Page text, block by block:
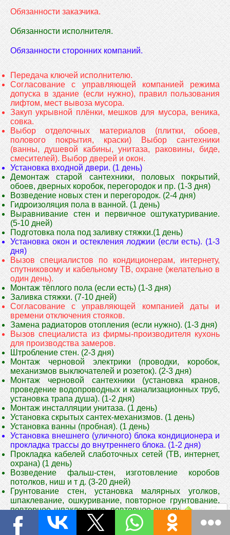
Обязанности заказчика.
Обязанности исполнителя.
Обязанности сторонних компаний.
Передача ключей исполнителю.
Согласование с управляющей компанией режима
допуска в здание (если нужно), правил пользования
лифтом, мест вывоза мусора.
Закуп укрывной плёнки, мешков для мусора, веника,
совка.
Выбор отделочных материалов (плитки, обоев,
полового покрытия, краски) Выбор сантехники
(ванны, душевой кабины, унитаза, раковины, биде,
смесителей). Выбор дверей и окон.
Установка входной двери. (1 день)
Демонтаж старой сантехники, половых покрытий,
обоев, дверных коробок, перегородок и пр. (1-3 дня)
Возведение новых стен и перегородок. (2-4 дня)
Гидроизоляция пола в ванной. (1 день)
Выравнивание стен и первичное оштукатуривание.
(5-10 дней)
Подготовка пола под заливку стяжки.(1 день)
Установка окон и остекления лоджии (если есть). (1-3
дня)
Вызов специалистов по кондиционерам, интернету,
спутниковому и кабельному ТВ, охране (желательно в
один день).
Монтаж тёплого пола (если есть) (1-3 дня)
Заливка стяжки. (7-10 дней)
Согласование с управляющей компанией даты и
времени отключения стояков.
Замена радиаторов отопления (если нужно). (1-3 дня)
Вызов специалиста из фирмы-производителя кухонь
для производства замеров.
Штробление стен. (2-3 дня)
Монтаж черновой электрики (проводки, коробок,
механизмов выключателей и розеток). (2-3 дня)
Монтаж черновой сантехники (установка кранов,
проведение водопроводных и канализационных труб,
установка трапа душа). (1-2 дня)
Монтаж инсталляции унитаза. (1 день)
Установка скрытых сантех-механизмов. (1 день)
Установка ванны (пробная). (1 день)
Установка внешнего (уличного) блока кондиционера и
прокладка трассы до внутреннего блока. (1-2 дня)
Прокладка кабелей слаботочных сетей (ТВ, интернет,
охрана) (1 день)
Возведение фальш-стен, изготовление коробов
потолков, ниш и т д. (3-20 дней)
Грунтование стен, установка малярных уголков,
шпаклевание, ошкуривание, повторное грунтование,
повторное шпаклевание, повторное ошкуривание. (7-
14 дней)
Вызов специалиста по натяжным потолкам для